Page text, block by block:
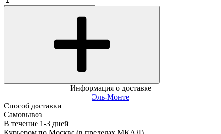
Информация о доставке
Эль-Монте
Способ доставки
Самовывоз
В течение 1-3 дней
Курьером по Москве (в пределах МКАД)